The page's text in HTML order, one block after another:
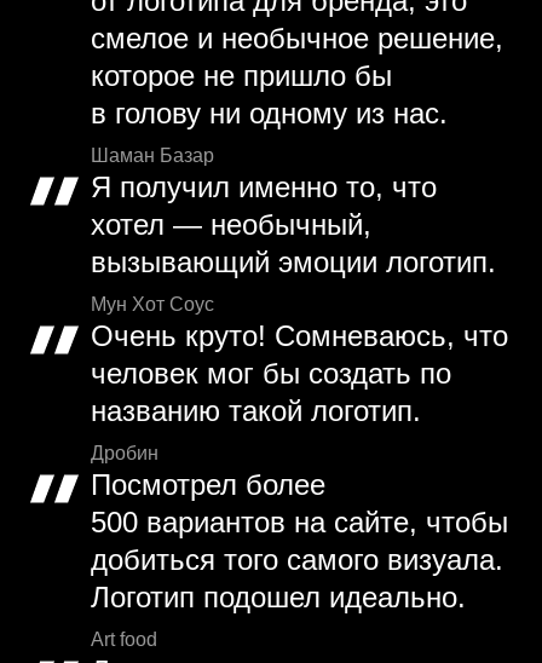
смелое и необычное решение,
которое не пришло бы
в голову ни одному из нас.
Шаман Базар
Я получил именно то, что
хотел — необычный,
вызывающий эмоции логотип.
Мун Хот Соус
Очень круто! Сомневаюсь, что
человек мог бы создать по
названию такой логотип.
Дробин
Посмотрел более
500 вариантов на сайте, чтобы
добиться того самого визуала.
Логотип подошел идеально.
Art food